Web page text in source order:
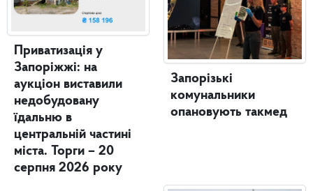
Приватизація у
Запоріжжі: на
аукціон виставили
недобудовану
їдальню в
центральній частині
міста. Торги – 20
серпня 2026 року
Запорізькі
комунальники
опановують такмед